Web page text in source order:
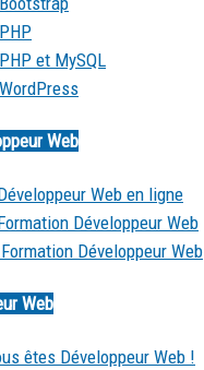
et MySQL
Web
Web en ligne
Développeur Web
Développeur Web
Web
êtes Développeur Web !